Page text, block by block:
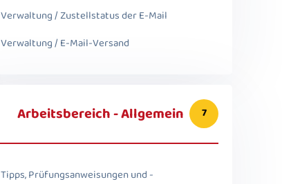
Verwaltung / Zustellstatus der E-Mail
Verwaltung / E-Mail-Versand
Arbeitsbereich - Allgemein 7
Tipps, Prüfungsanweisungen und -